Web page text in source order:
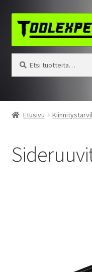
Siirry
navigointiin
Siirry
sisältöön
Tuotteet
Kotisivu
Etusivu